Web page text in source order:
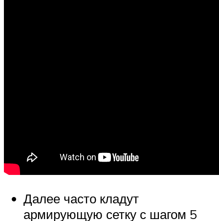
Далее часто кладут
армирующую сетку с шагом 5